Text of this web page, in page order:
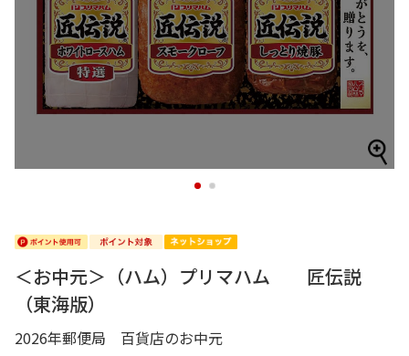
1 2
＜お中元＞（ハム）プリマハム 匠伝説
（東海版）
2026年郵便局 百貨店のお中元